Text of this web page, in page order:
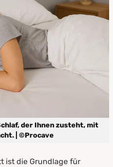
Stecklaken? Die
Bettlaken –
jedes Bett
– mit PROCAVE
der Ihnen zusteht, mit
| ©Procave
ist die Grundlage für